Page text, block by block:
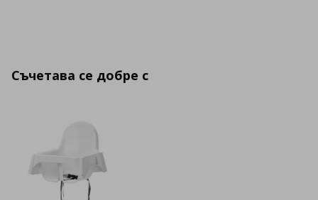
Съчетава се добре с